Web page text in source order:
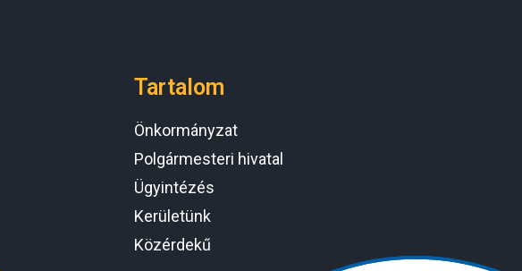
Tartalom
Önkormányzat
Polgármesteri hivatal
Ügyintézés
Kerületünk
Közérdekű